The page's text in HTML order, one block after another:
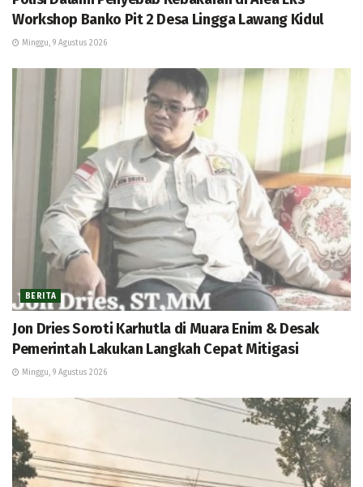
Workshop Banko Pit 2 Desa Lingga Lawang Kidul
Minggu, 9 Agustus 2026
BERITA
Jon Dries Soroti Karhutla di Muara Enim & Desak
Pemerintah Lakukan Langkah Cepat Mitigasi
Minggu, 9 Agustus 2026